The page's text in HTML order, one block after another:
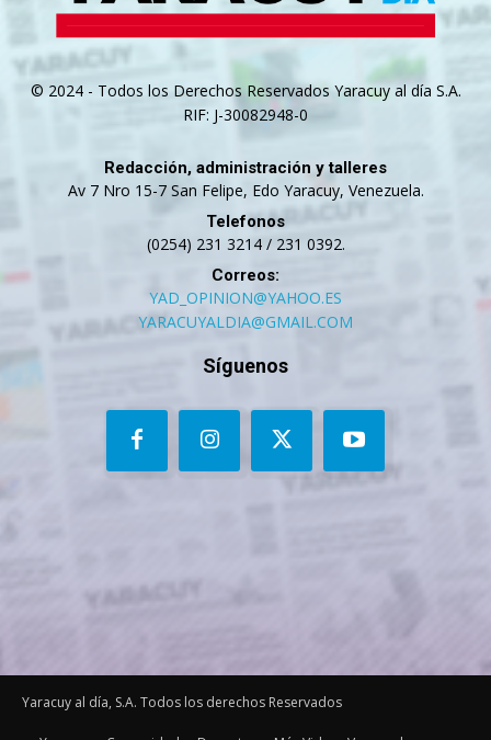
© 2024 - Todos los Derechos Reservados Yaracuy al día S.A.
RIF: J-30082948-0
Redacción, administración y talleres
Av 7 Nro 15-7 San Felipe, Edo Yaracuy, Venezuela.
Telefonos
(0254) 231 3214 / 231 0392.
Correos:
YAD_OPINION@YAHOO.ES
YARACUYALDIA@GMAIL.COM
Síguenos
Yaracuy al día, S.A. Todos los derechos Reservados